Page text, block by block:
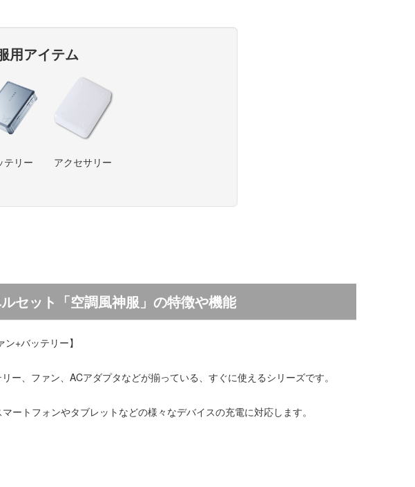
用アイテム
テリー アクセサリー
セット「空調風神服」の特徴や機能
+バッテリー】
、ファン、ACアダプタなどが揃っている、すぐに使えるシリーズです。
ートフォンやタブレットなどの様々なデバイスの充電に対応します。